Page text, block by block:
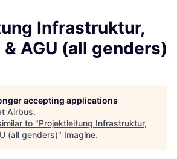
Infrastruktur,
AGU (all genders)
accepting applications
Airbus.
to "Projektleitung Infrastruktur,
(all genders)" Imagine.